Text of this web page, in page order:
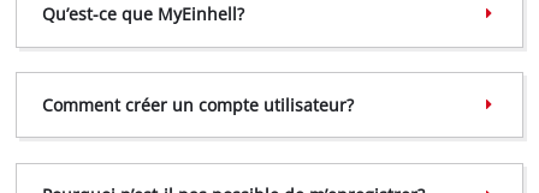
Qu’est-ce que MyEinhell?
Comment créer un compte utilisateur?